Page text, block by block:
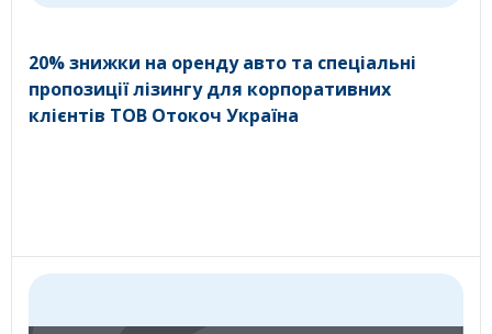
20% знижки на оренду авто та спеціальні
пропозиції лізингу для корпоративних
клієнтів ТОВ Отокоч Україна